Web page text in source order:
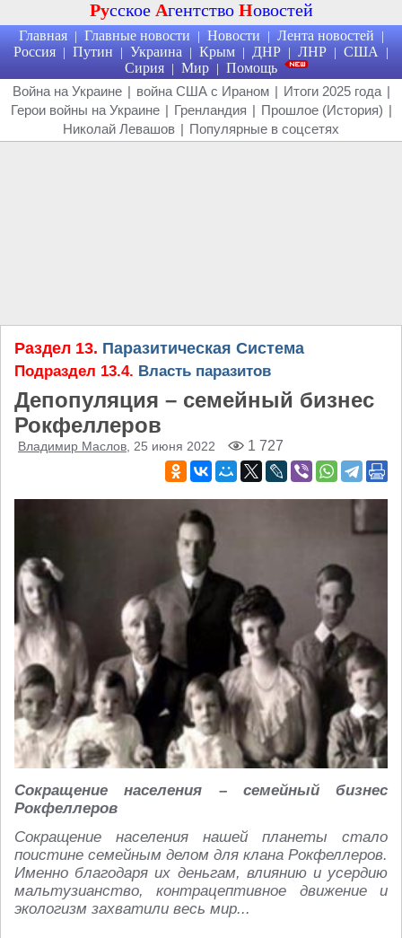
Русское Агентство Новостей
Главная | Главные новости | Новости | Лента новостей |
Россия | Путин | Украина | Крым | ДНР | ЛНР | США |
Сирия | Мир | Помощь
Война на Украине | война США с Ираном | Итоги 2025 года |
Герои войны на Украине | Гренландия | Прошлое (История) |
Николай Левашов | Популярные в соцсетях
Раздел 13. Паразитическая Система
Подраздел 13.4. Власть паразитов
Депопуляция – семейный бизнес
Рокфеллеров
Владимир Маслов , 25 июня 2022 1 727
Сокращение населения – семейный бизнес
Рокфеллеров
Сокращение населения нашей планеты стало
поистине семейным делом для клана Рокфеллеров.
Именно благодаря их деньгам, влиянию и усердию
мальтузианство, контрацептивное движение и
экологизм захватили весь мир...